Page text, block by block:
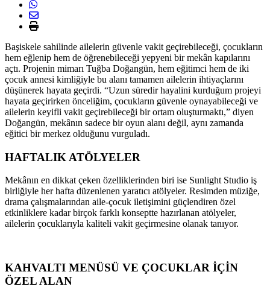
Başiskele sahilinde ailelerin güvenle vakit geçirebileceği, çocukların
hem eğlenip hem de öğrenebileceği yepyeni bir mekân kapılarını
açtı. Projenin mimarı Tuğba Doğangün, hem eğitimci hem de iki
çocuk annesi kimliğiyle bu alanı tamamen ailelerin ihtiyaçlarını
düşünerek hayata geçirdi. “Uzun süredir hayalini kurduğum projeyi
hayata geçirirken önceliğim, çocukların güvenle oynayabileceği ve
ailelerin keyifli vakit geçirebileceği bir ortam oluşturmaktı,” diyen
Doğangün, mekânın sadece bir oyun alanı değil, aynı zamanda
eğitici bir merkez olduğunu vurguladı.
HAFTALIK ATÖLYELER
Mekânın en dikkat çeken özelliklerinden biri ise Sunlight Studio iş
birliğiyle her hafta düzenlenen yaratıcı atölyeler. Resimden müziğe,
drama çalışmalarından aile-çocuk iletişimini güçlendiren özel
etkinliklere kadar birçok farklı konseptte hazırlanan atölyeler,
ailelerin çocuklarıyla kaliteli vakit geçirmesine olanak tanıyor.
KAHVALTI MENÜSÜ VE ÇOCUKLAR İÇİN
ÖZEL ALAN